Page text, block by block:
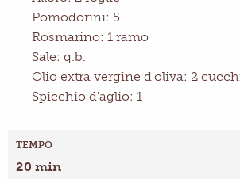
Pomodorini: 5
Rosmarino: 1 ramo
Sale: q.b.
Olio extra vergine d'oliva: 2
Spicchio d'aglio: 1
TEMPO
20 min